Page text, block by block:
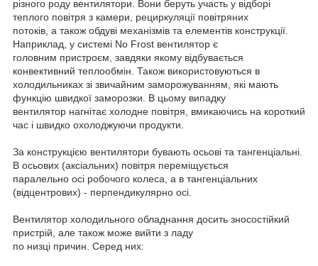
різного роду вентилятори. Вони беруть участь у відборі
теплого повітря з камери, рециркуляції повітряних
потоків, а також обдуві механізмів та елементів конструкції.
Наприклад, у системі No Frost вентилятор є
головним пристроєм, завдяки якому відбувається
конвективний теплообмін. Також використовуються в
холодильниках зі звичайним заморожуванням, які мають
функцію швидкої заморозки. В цьому випадку
вентилятор нагнітає холодне повітря, вмикаючись на короткий
час і швидко охолоджуючи продукти.
За конструкцією вентилятори бувають осьові та тангенціальні.
В осьових (аксіальних) повітря переміщується
паралельно осі робочого колеса, а в тангенціальних
(відцентрових) - перпендикулярно осі.
Вентилятор холодильного обладнання досить зносостійкий
пристрій, але також може вийти з ладу
по низці причин. Серед них: